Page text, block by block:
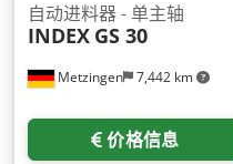
Metzingen 7,442 km
自动进料器 - 单主轴
INDEX GS 30
价格信息